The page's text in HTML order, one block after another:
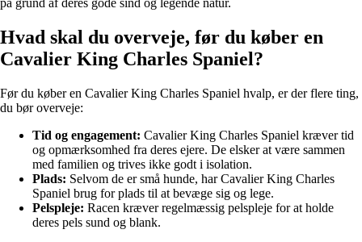
Hvad skal du overveje, før du køber en
Cavalier King Charles Spaniel?
Før du køber en Cavalier King Charles Spaniel hvalp, er der flere ting,
du bør overveje:
Tid og engagement: Cavalier King Charles Spaniel kræver tid
og opmærksomhed fra deres ejere. De elsker at være sammen
med familien og trives ikke godt i isolation.
Plads: Selvom de er små hunde, har Cavalier King Charles
Spaniel brug for plads til at bevæge sig og lege.
Pelspleje: Racen kræver regelmæssig pelspleje for at holde
deres pels sund og blank.